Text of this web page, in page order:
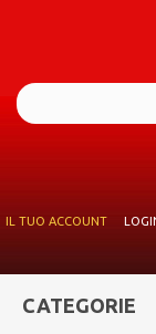
IL TUO ACCOUNT
CATEGORIE